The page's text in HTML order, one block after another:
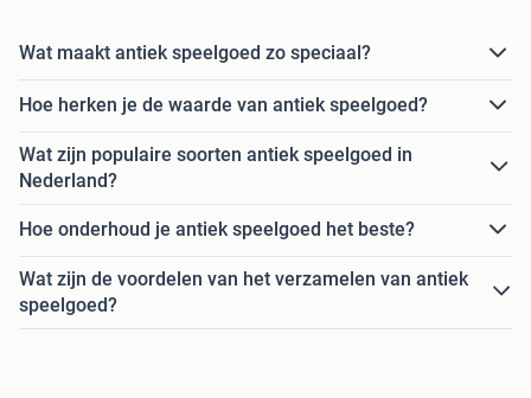
Wat maakt antiek speelgoed zo speciaal?
Hoe herken je de waarde van antiek speelgoed?
Wat zijn populaire soorten antiek speelgoed in
Nederland?
Hoe onderhoud je antiek speelgoed het beste?
Wat zijn de voordelen van het verzamelen van antiek
speelgoed?